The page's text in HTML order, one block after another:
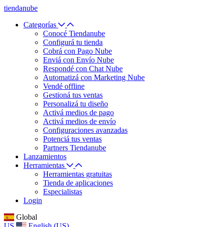
tiendanube
Categorías
Conocé Tiendanube
Configurá tu tienda
Cobrá con Pago Nube
Enviá con Envío Nube
Respondé con Chat Nube
Automatizá con Marketing Nube
Vendé offline
Gestioná tus ventas
Personalizá tu diseño
Activá medios de pago
Activá medios de envío
Configuraciones avanzadas
Potenciá tus ventas
Partners Tiendanube
Lanzamientos
Herramientas
Herramientas gratuitas
Tienda de aplicaciones
Especialistas
Login
Global